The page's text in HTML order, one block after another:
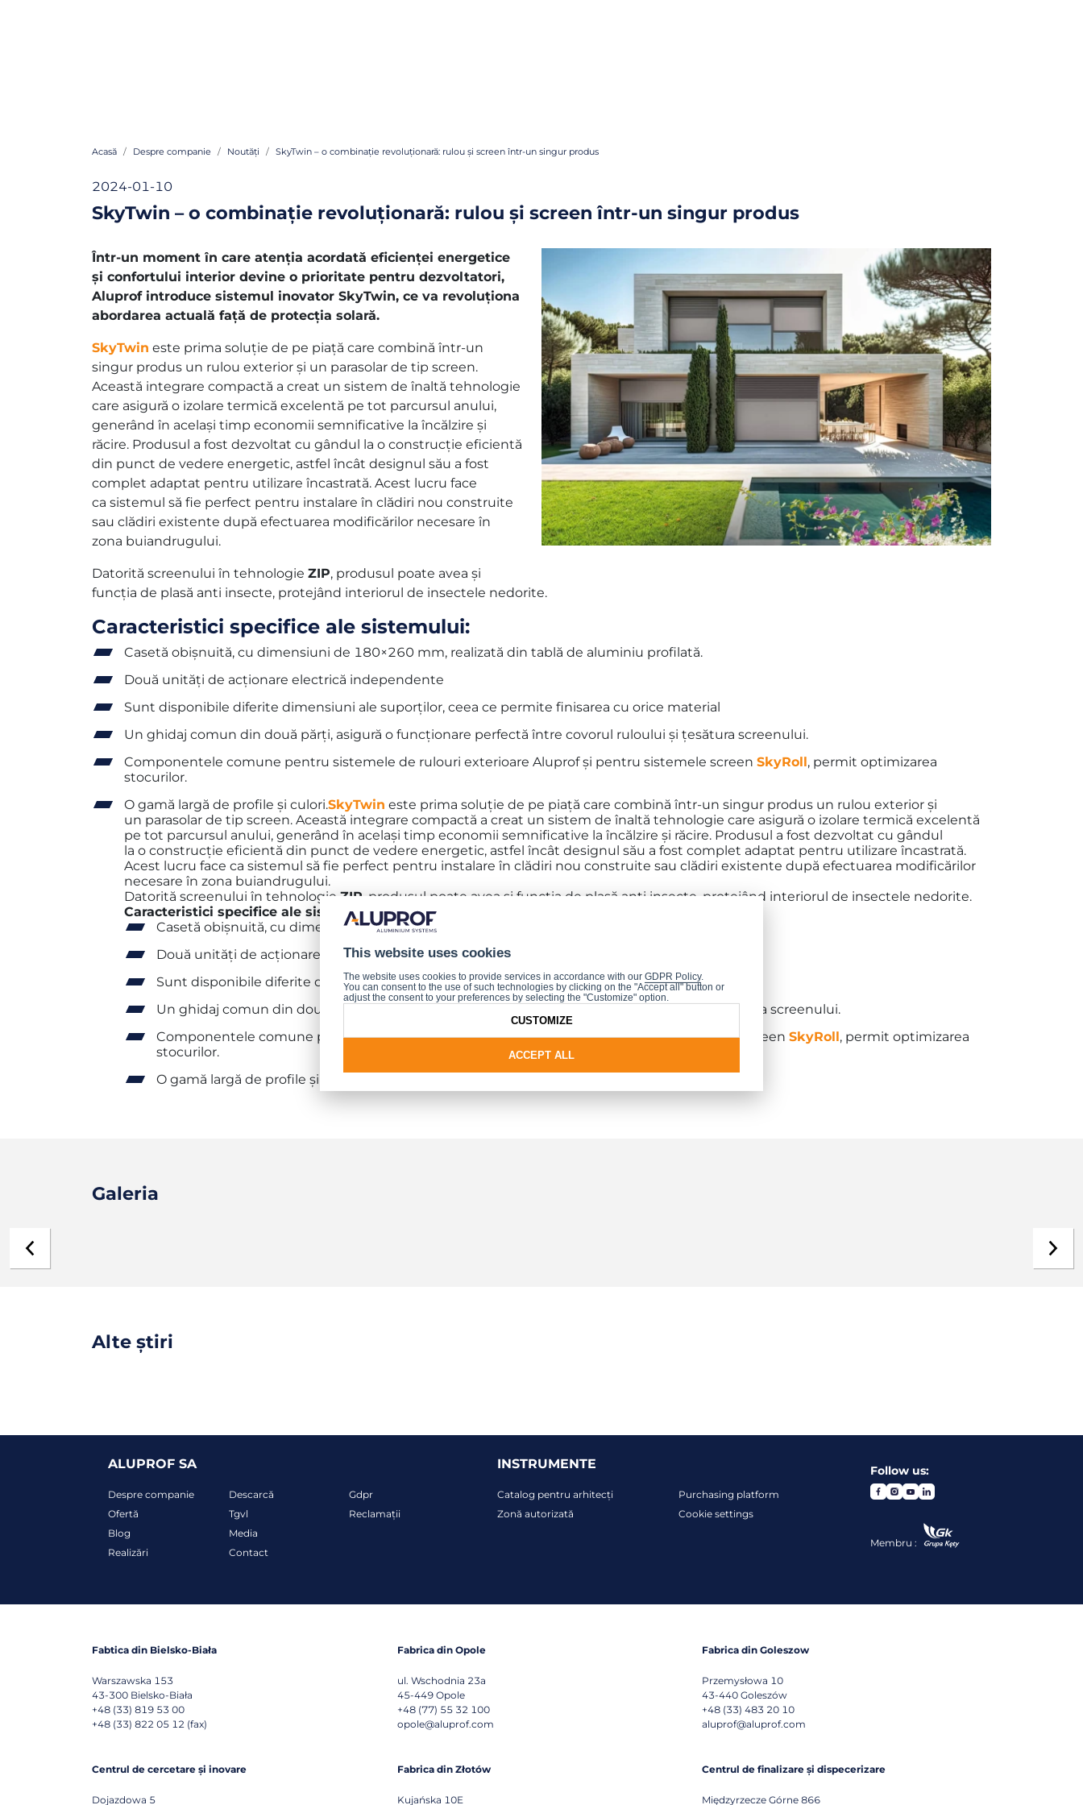
Acasă Despre companie Noutăți SkyTwin – o combinație revoluționară: rulou și screen într-un singur produs
2024-01-10
SkyTwin – o combinație revoluționară: rulou și screen într-un singur produs
Într-un moment în care atenția acordată eficienței energetice
și confortului interior devine o prioritate pentru dezvoltatori,
Aluprof introduce sistemul inovator SkyTwin, ce va revoluționa
abordarea actuală față de protecția solară.
SkyTwin este prima soluţie de pe piață care combină într-un
singur produs un rulou exterior și un parasolar de tip screen.
Această integrare compactă a creat un sistem de înaltă tehnologie
care asigură o izolare termică excelentă pe tot parcursul anului,
generând în acelaşi timp economii semnificative la încălzire şi
răcire. Produsul a fost dezvoltat cu gândul la o construcție eficientă
din punct de vedere energetic, astfel încât designul său a fost
complet adaptat pentru utilizare încastrată. Acest lucru face
ca sistemul să fie perfect pentru instalare în clădiri nou construite
sau clădiri existente după efectuarea modificărilor necesare în
zona buiandrugului.
Datorită screenului în tehnologie ZIP, produsul poate avea și
funcția de plasă anti insecte, protejând interiorul de insectele nedorite.
Caracteristici specifice ale sistemului:
Casetă obișnuită, cu dimensiuni de 180×260 mm, realizată din tablă de aluminiu profilată.
Două unități de acționare electrică independente
Sunt disponibile diferite dimensiuni ale suporților, ceea ce permite finisarea cu orice material
Un ghidaj comun din două părți, asigură o funcționare perfectă între covorul ruloului și țesătura screenului.
Componentele comune pentru sistemele de rulouri exterioare Aluprof și pentru sistemele screen SkyRoll, permit optimizarea
stocurilor.
O gamă largă de profile și culori.SkyTwin este prima soluţie de pe piață care combină într-un singur produs un rulou exterior și
un parasolar de tip screen. Această integrare compactă a creat un sistem de înaltă tehnologie care asigură o izolare termică excelentă
pe tot parcursul anului, generând în acelaşi timp economii semnificative la încălzire şi răcire. Produsul a fost dezvoltat cu gândul
la o construcție eficientă din punct de vedere energetic, astfel încât designul său a fost complet adaptat pentru utilizare încastrată.
Acest lucru face ca sistemul să fie perfect pentru instalare în clădiri nou construite sau clădiri existente după efectuarea modificărilor
necesare în zona buiandrugului.
Datorită screenului în tehnologie ZIP , produsul poate avea și funcția de plasă anti insecte, protejând interiorul de insectele nedorite.
Caracteristici specifice ale sistemului:
Casetă obișnuită, cu dimensiuni de 180×260 mm, realizată din tablă de aluminiu profilată.
Două unități de acționare electrică independente
Sunt disponibile diferite dimensiuni ale suporților, ceea ce permite finisarea cu orice material
Un ghidaj comun din două părți, asigură o funcționare perfectă între covorul ruloului și țesătura screenului.
Componentele comune pentru sistemele de rulouri exterioare Aluprof și pentru sistemele screen SkyRoll, permit optimizarea
stocurilor.
O gamă largă de profile și culori.
Galeria
Alte știri
ALUPROF SA
Despre companie
Ofertă
Blog
Realizări
Descarcă
Tgvl
Media
Contact
Gdpr
Reclamații
INSTRUMENTE
Catalog pentru arhitecți
Zonă autorizată
Purchasing platform
Cookie settings
Follow us:
Membru :
Fabtica din Bielsko-Biała
Warszawska 153
43-300 Bielsko-Biała
+48 (33) 819 53 00
+48 (33) 822 05 12 (fax)
Fabrica din Opole
ul. Wschodnia 23a
45-449 Opole
+48 (77) 55 32 100
opole@aluprof.com
Fabrica din Goleszow
Przemysłowa 10
43-440 Goleszów
+48 (33) 483 20 10
aluprof@aluprof.com
Centrul de cercetare și inovare
Dojazdowa 5
Fabrica din Złotów
Kujańska 10E
Centrul de finalizare și dispecerizare
Międzyrzecze Górne 866
This website uses cookies
The website uses cookies to provide services in accordance with our GDPR Policy.
You can consent to the use of such technologies by clicking on the "Accept all" button or
adjust the consent to your preferences by selecting the "Customize" option.
ACCEPT ALL
CUSTOMIZE